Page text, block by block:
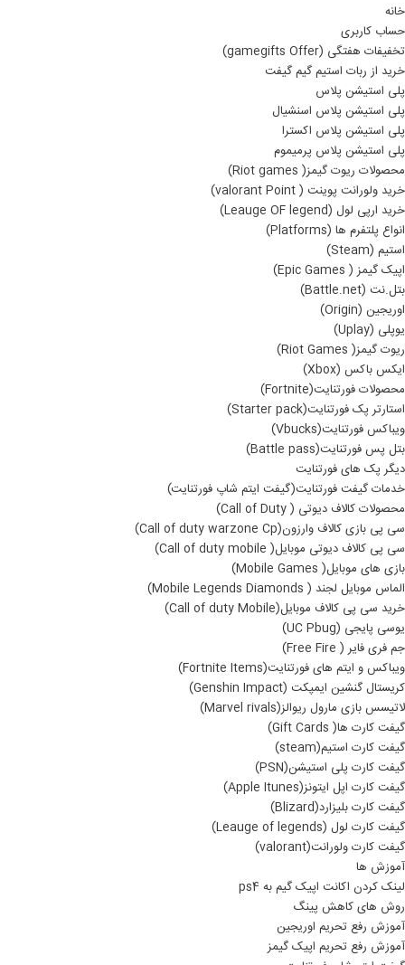
خانه
حساب کاربری
تخفیفات هفتگی (gamegifts Offer)
خرید از ربات استیم گیم گیفت
پلی استیشن پلاس
پلی استیشن پلاس اسنشیال
پلی استیشن پلاس اکسترا
پلی استیشن پلاس پرمیموم
محصولات ریوت گیمز( Riot games)
خرید ولورانت پوینت ( valorant Point)
خرید ارپی لول (Leauge OF legend)
انواع پلتفرم ها (Platforms)
استیم (Steam)
اپیک گیمز ( Epic Games)
بتل.نت (Battle.net)
اوریجین (Origin)
یوپلی (Uplay)
ریوت گیمز( Riot Games)
ایکس باکس (Xbox)
محصولات فورتنایت(Fortnite)
استارتر پک فورتنایت(Starter pack)
ویباکس فورتنایت(Vbucks)
بتل پس فورتنایت(Battle pass)
دیگر پک های فورتنایت
خدمات گیفت فورتنایت(گیفت ایتم شاپ فورتنایت)
محصولات کالاف دیوتی ( Call of Duty)
سی پی بازی کالاف وارزون(Call of duty warzone Cp)
سی پی کالاف دیوتی موبایل( Call of duty mobile)
بازی های موبایل( Mobile Games)
الماس موبایل لجند ( Mobile Legends Diamonds)
خرید سی پی کالاف موبایل(Call of duty Mobile)
یوسی پایجی (UC Pbug)
جم فری فایر ( Free Fire)
ویباکس و ایتم های فورتنایت(Fortnite Items)
کریستال گنشین ایمپکت (Genshin Impact)
لاتیسس بازی مارول ریوالز(Marvel rivals)
گیفت کارت ها( Gift Cards)
گیفت کارت استیم(steam)
گیفت کارت پلی استیشن(PSN)
گیفت کارت اپل ایتونز(Apple Itunes)
گیفت کارت بلیزارد(Blizard)
گیفت کارت لول (Leauge of legends)
گیفت کارت ولورانت(valorant)
آموزش ها
لینک کردن اکانت اپیک گیم به ps4
روش های کاهش پینگ
آموزش رفع تحریم اوریجین
آموزش رفع تحریم اپیک گیمز